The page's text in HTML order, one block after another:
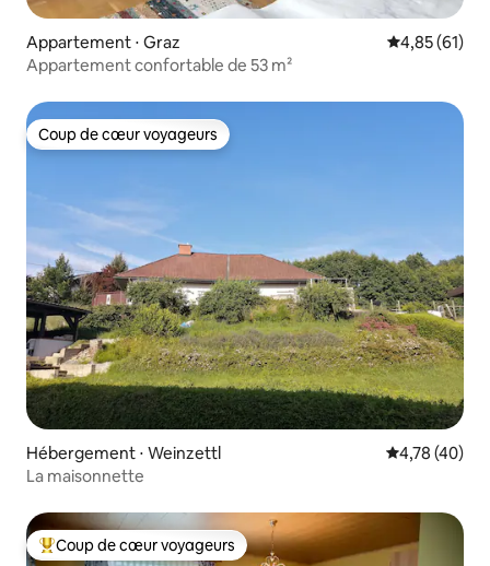
Appartement ⋅ Graz Évaluation
4,85 (61)
Appartement confortable de 53 m²
Coup de cœur voyageurs
Coup de cœur voyageurs
Hébergement ⋅ Weinzettl Évaluation
4,78 (40)
La maisonnette
Coups de cœur voyageurs les plus appréciés
Coup de cœur voyageurs